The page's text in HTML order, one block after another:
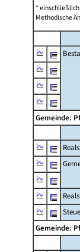
*
Methodische
Gemeinde:
Gemeinde: